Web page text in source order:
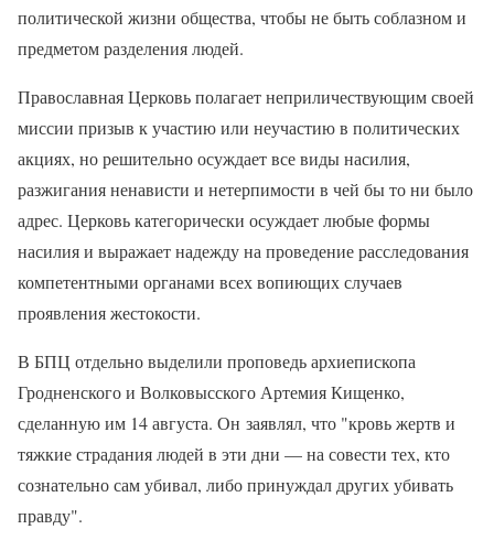
политической жизни общества, чтобы не быть соблазном и
предметом разделения людей.
Православная Церковь полагает неприличествующим своей
миссии призыв к участию или неучастию в политических
акциях, но решительно осуждает все виды насилия,
разжигания ненависти и нетерпимости в чей бы то ни было
адрес. Церковь категорически осуждает любые формы
насилия и выражает надежду на проведение расследования
компетентными органами всех вопиющих случаев
проявления жестокости.
В БПЦ отдельно выделили проповедь архиепископа
Гродненского и Волковысского Артемия Кищенко,
сделанную им 14 августа. Он заявлял, что "кровь жертв и
тяжкие страдания людей в эти дни — на совести тех, кто
сознательно сам убивал, либо принуждал других убивать
правду".